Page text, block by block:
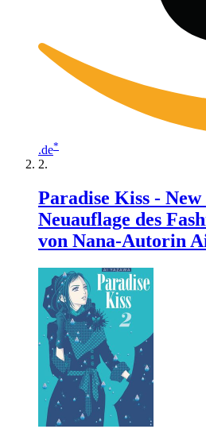
.de*
Paradise Kiss -
Neuauflage des
von Nana-Autorin